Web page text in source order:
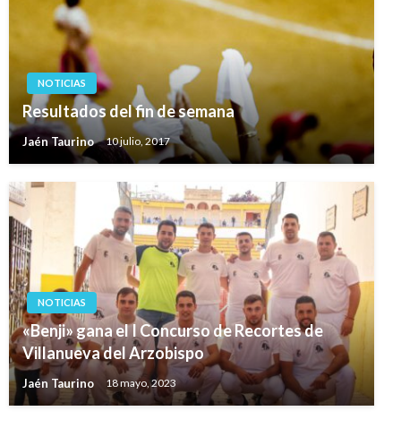
NOTICIAS
Resultados del fin de semana
Jaén Taurino 10 julio, 2017
NOTICIAS
«Benji» gana el I Concurso de Recortes de
Villanueva del Arzobispo
Jaén Taurino 18 mayo, 2023